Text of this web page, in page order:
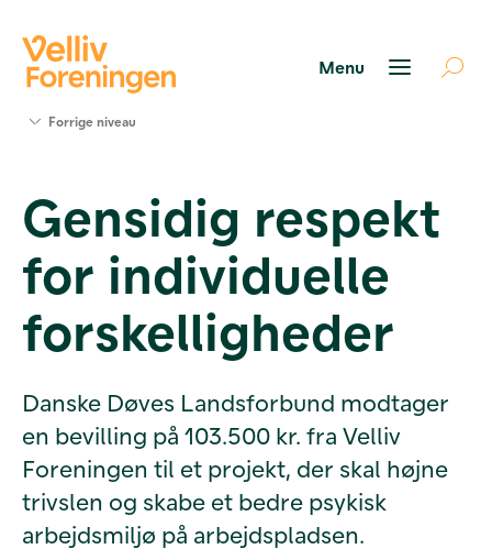
Værktøjer
og viden
Om Velliv
Foreningen
os
Forrige niveau
Gensidig respekt
for individuelle
forskelligheder
Danske Døves Landsforbund modtager
en bevilling på 103.500 kr. fra Velliv
Foreningen til et projekt, der skal højne
trivslen og skabe et bedre psykisk
arbejdsmiljø på arbejdspladsen.